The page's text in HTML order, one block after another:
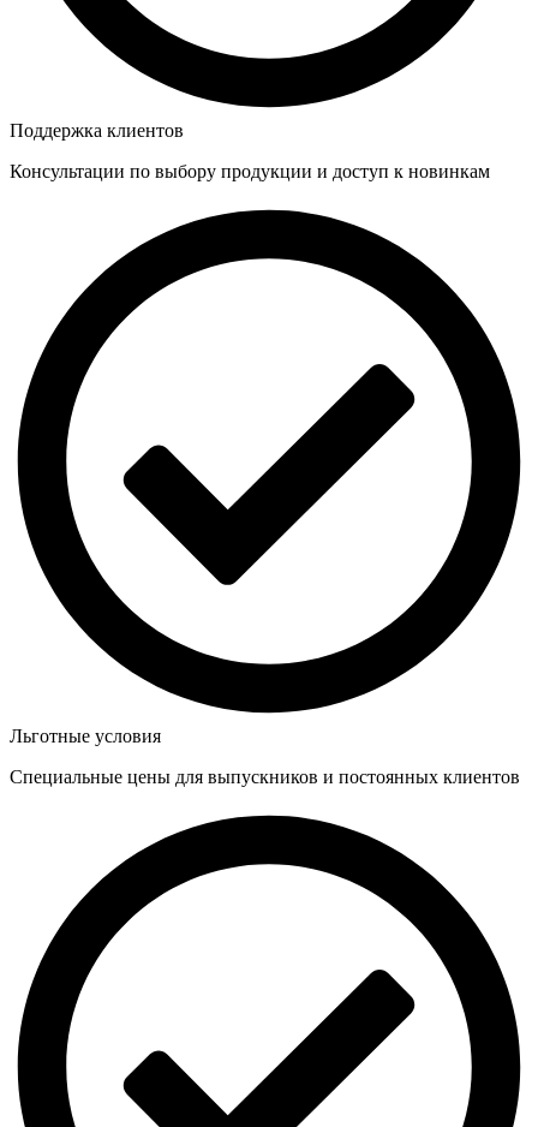
Поддержка клиентов
Консультации по выбору продукции и доступ к новинкам
Льготные условия
Специальные цены для выпускников и постоянных клиентов